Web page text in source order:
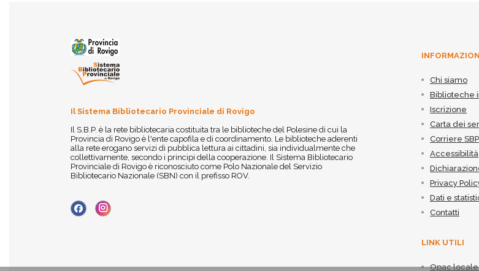
Il Sistema Bibliotecario Provinciale di Rovigo
Il S.B.P. è la rete bibliotecaria costituita tra le biblioteche del Polesine di cui la
Provincia di Rovigo è l'ente capofila e di coordinamento. Le biblioteche aderenti
alla rete erogano servizi di pubblica lettura ai cittadini, sia individualmente che
collettivamente, secondo i principi della cooperazione. Il Sistema Bibliotecario
Provinciale di Rovigo è riconosciuto come Polo Nazionale del Servizio
Bibliotecario Nazionale (SBN) con il prefisso ROV.
Chi siamo
Biblioteche
Iscrizione
Carta dei
Corriere SBP
Accessibilità
Privacy
Dati e
Contatti
LINK UTILI
Opac